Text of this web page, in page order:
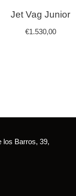
Jet Vag Junior
€1.530,00
los Barros, 39,